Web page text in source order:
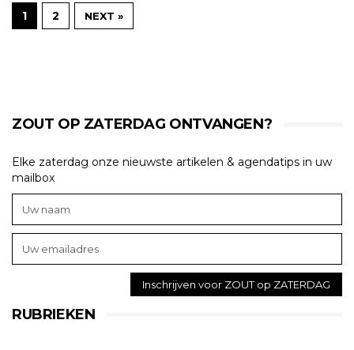
1 2 NEXT »
ZOUT OP ZATERDAG ONTVANGEN?
Elke zaterdag onze nieuwste artikelen & agendatips in uw
mailbox
RUBRIEKEN